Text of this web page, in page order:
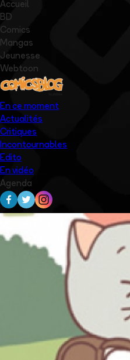
Accueil
BD
Comics
Mangas
Jeunesse
Webtoon
En ce moment
Actualités
Critiques
Incontournables
Edito
En vidéo
Agenda